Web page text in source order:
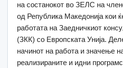
на состанокот во ЗЕЛС на
од Република Македонија кои
работата на Зaедничкиот
(ЗКК) со Европската Унија.
начинот на работа и значење
реализираните и идни